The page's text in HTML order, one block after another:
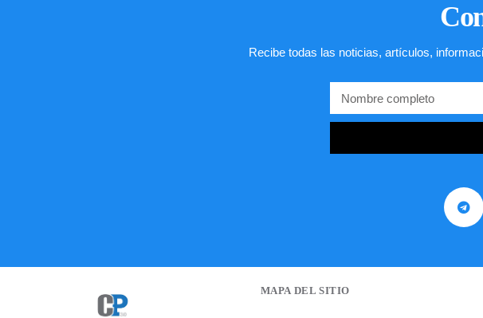
Recibe todas las noticias, artículos,
MAPA DEL SITIO